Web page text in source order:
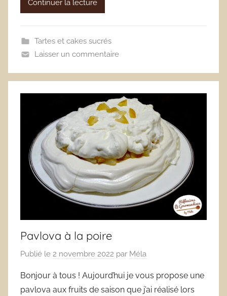
Continuer la lecture
Tartes et cakes sucrés
Laisser un commentaire
Pavlova à la poire
Publié le 2 novembre 2022 par Méla
Bonjour à tous ! Aujourd’hui je vous propose une
pavlova aux fruits de saison que j’ai réalisé lors